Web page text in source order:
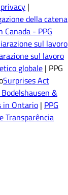
|
della catena
- PPG
sul lavoro
sul lavoro
globale | PPG
Surprises Act
&
in Ontario | PPG
Transparência